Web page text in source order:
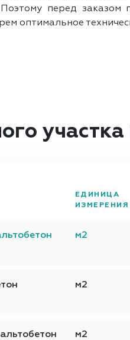
перед заказом
оптимальное
участка
ЕДИНИЦА
ИЗМЕРЕНИЯ
м2
м2
м2